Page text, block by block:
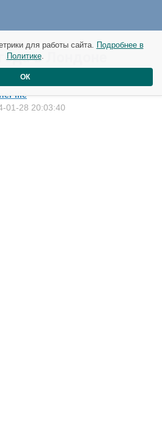
в Лондоне
01-28 20:03:40
для работы сайта. Подробнее в
Политике.
ОК